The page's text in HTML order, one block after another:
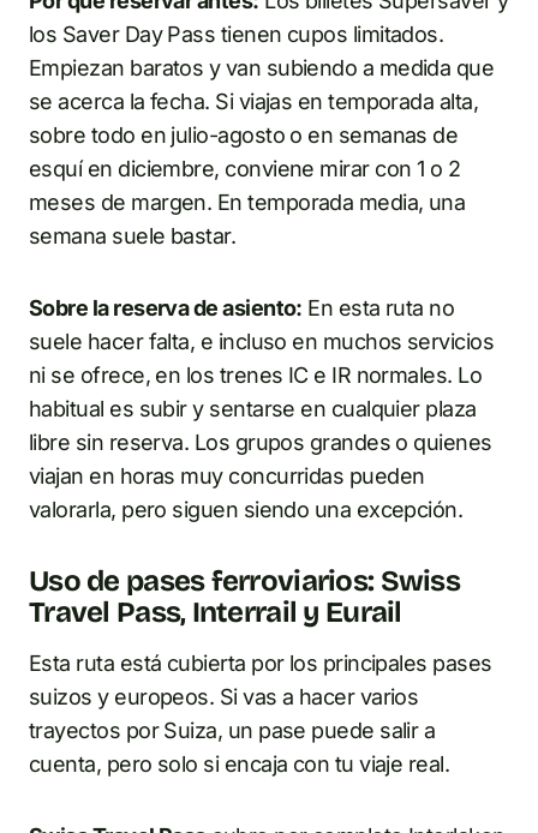
los Saver Day Pass tienen cupos limitados.
Empiezan baratos y van subiendo a medida que
se acerca la fecha. Si viajas en temporada alta,
sobre todo en julio-agosto o en semanas de
esquí en diciembre, conviene mirar con 1 o 2
meses de margen. En temporada media, una
semana suele bastar.
Sobre la reserva de asiento: En esta ruta no
suele hacer falta, e incluso en muchos servicios
ni se ofrece, en los trenes IC e IR normales. Lo
habitual es subir y sentarse en cualquier plaza
libre sin reserva. Los grupos grandes o quienes
viajan en horas muy concurridas pueden
valorarla, pero siguen siendo una excepción.
Uso de pases ferroviarios: Swiss
Travel Pass, Interrail y Eurail
Esta ruta está cubierta por los principales pases
suizos y europeos. Si vas a hacer varios
trayectos por Suiza, un pase puede salir a
cuenta, pero solo si encaja con tu viaje real.